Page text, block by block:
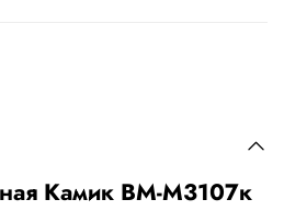
Камик ВМ-М3107к